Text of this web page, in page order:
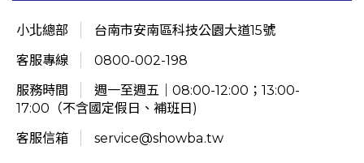
小北總部
台南市安南區科技公園大道15號
客服專線
0800-002-198
服務時間
週一至週五｜08:00-12:00；13:00-
17:00（不含國定假日、補班日)
客服信箱
service@showba.tw